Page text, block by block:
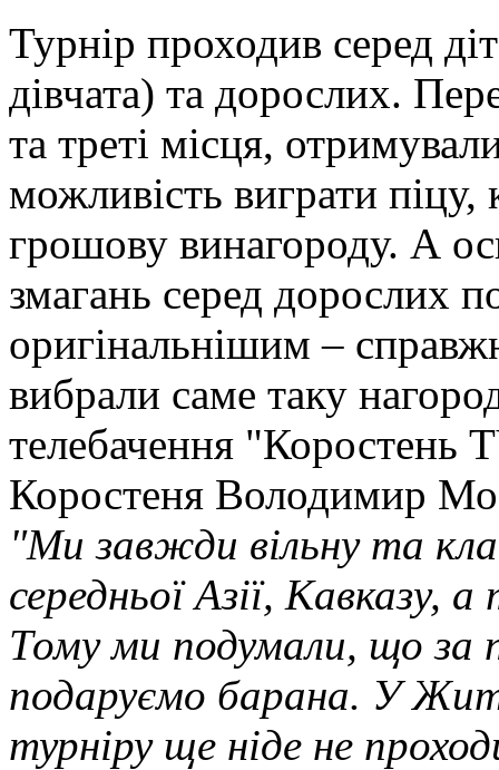
Турнір проходив серед
дівчата) та дорослих.
та треті місця,
можливість виграти
грошову винагороду. А
змагань серед дорослих
оригінальнішим –
вибрали саме таку
телебачення "Коростень
Коростеня Володимир
"Ми завжди вільну та
середньої Азії, Кавказу,
Тому ми подумали, що за
подаруємо барана. У
турніру ще ніде не